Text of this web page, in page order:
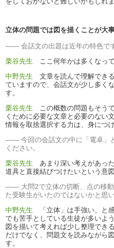
立体の問題では図を描くことが大
会話文の出題は近年の特色で
栗谷先生 ここ何年かは多くなって
中野先生 文章を読んで理解でき
ていますので、会話文が少し多く
す。
栗谷先生 この概数の問題もそう
くために必要な文章と必要のない
情報を取捨選択する力は、身につ
今回の会話文の中に「電卓」
ください。
栗谷先生 あまり深い考えがあっ
道具と直接結びつけたいという意
大問2で立体の切断、点の移
た受験生がいたのではないかと思い
中野先生 「立体」は手強い、と
でも苦手としている生徒が多いよ
図を描いて考えれば少し整理でき
だけでなく、問題文を読みながら
す。